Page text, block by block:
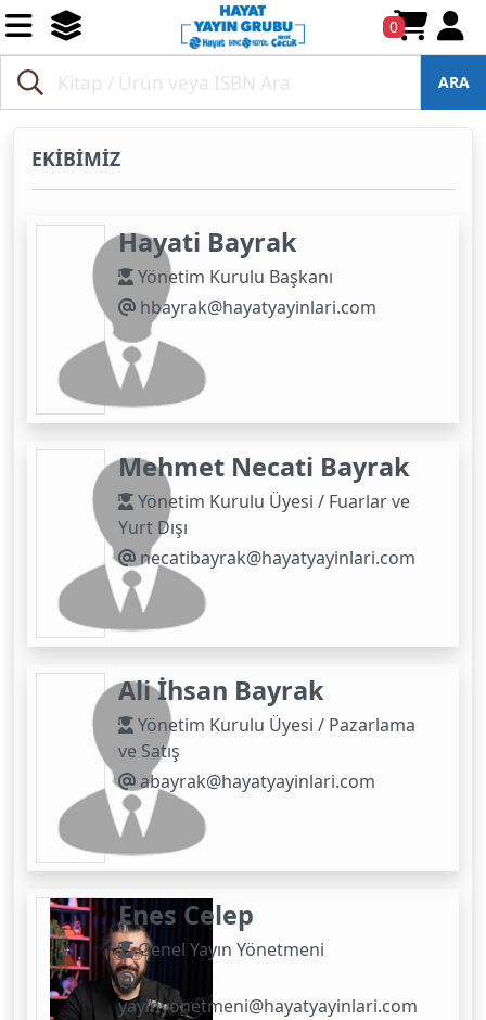
0
ARA
EKİBİMİZ
Hayati Bayrak
Yönetim Kurulu Başkanı
hbayrak@hayatyayinlari.com
Mehmet Necati Bayrak
Yönetim Kurulu Üyesi / Fuarlar ve
Yurt Dışı
necatibayrak@hayatyayinlari.com
Ali İhsan Bayrak
Yönetim Kurulu Üyesi / Pazarlama
ve Satış
abayrak@hayatyayinlari.com
Enes Celep
Genel Yayın Yönetmeni
yayinyonetmeni@hayatyayinlari.com